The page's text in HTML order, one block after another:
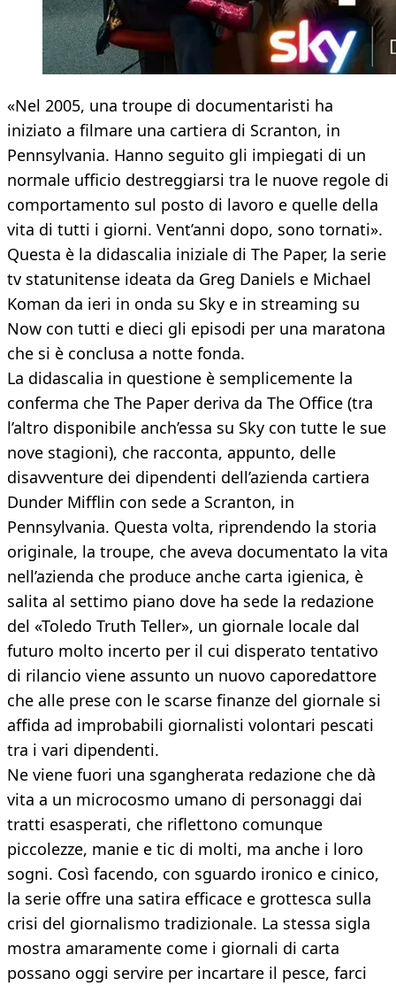
«Nel 2005, una troupe di documentaristi ha
iniziato a filmare una cartiera di Scranton, in
Pennsylvania. Hanno seguito gli impiegati di un
normale ufficio destreggiarsi tra le nuove regole di
comportamento sul posto di lavoro e quelle della
vita di tutti i giorni. Vent’anni dopo, sono tornati».
Questa è la didascalia iniziale di The Paper, la serie
tv statunitense ideata da Greg Daniels e Michael
Koman da ieri in onda su Sky e in streaming su
Now con tutti e dieci gli episodi per una maratona
che si è conclusa a notte fonda.
La didascalia in questione è semplicemente la
conferma che The Paper deriva da The Office (tra
l’altro disponibile anch’essa su Sky con tutte le sue
nove stagioni), che racconta, appunto, delle
disavventure dei dipendenti dell’azienda cartiera
Dunder Mifflin con sede a Scranton, in
Pennsylvania. Questa volta, riprendendo la storia
originale, la troupe, che aveva documentato la vita
nell’azienda che produce anche carta igienica, è
salita al settimo piano dove ha sede la redazione
del «Toledo Truth Teller», un giornale locale dal
futuro molto incerto per il cui disperato tentativo
di rilancio viene assunto un nuovo caporedattore
che alle prese con le scarse finanze del giornale si
affida ad improbabili giornalisti volontari pescati
tra i vari dipendenti.
Ne viene fuori una sgangherata redazione che dà
vita a un microcosmo umano di personaggi dai
tratti esasperati, che riflettono comunque
piccolezze, manie e tic di molti, ma anche i loro
sogni. Così facendo, con sguardo ironico e cinico,
la serie offre una satira efficace e grottesca sulla
crisi del giornalismo tradizionale. La stessa sigla
mostra amaramente come i giornali di carta
possano oggi servire per incartare il pesce, farci